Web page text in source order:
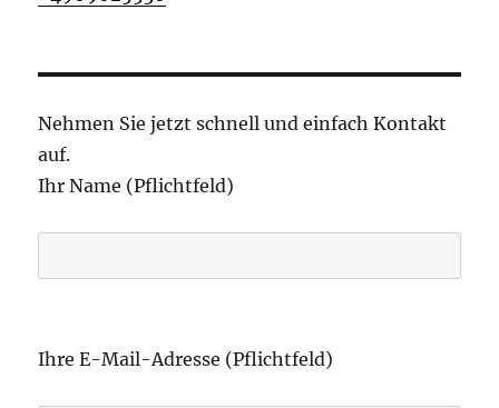
Nehmen Sie jetzt schnell und einfach Kontakt
auf.
Ihr Name (Pflichtfeld)
i
Ihre E-Mail-Adresse (Pflichtfeld)